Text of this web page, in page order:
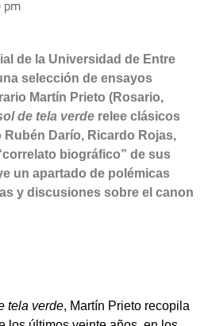
pm
de la Universidad de Entre
selección de ensayos
Martín Prieto (Rosario,
de tela verde relee clásicos
Darío, Ricardo Rojas,
biográfico” de sus
un apartado de polémicas
y discusiones sobre el canon
tela verde, Martín Prieto recopila